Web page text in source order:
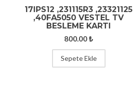
17IPS12 ,231115R3 ,23321125
,40FA5050 VESTEL TV
BESLEME KARTI
800.00₺
Sepete Ekle